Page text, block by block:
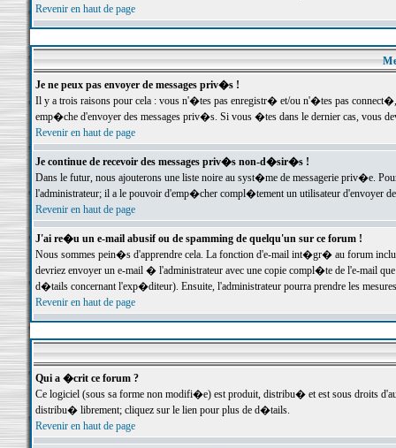
Revenir en haut de page
Je ne peux pas envoyer de messages priv�s !
Il y a trois raisons pour cela : vous n'�tes pas enregistr� et/ou n'�tes pas
emp�che d'envoyer des messages priv�s. Si vous �tes dans le dernier cas, vous
Revenir en haut de page
Je continue de recevoir des messages priv�s non-d�sir�s !
Dans le futur, nous ajouterons une liste noire au syst�me de messagerie priv�e.
l'administrateur; il a le pouvoir d'emp�cher compl�tement un utilisateur d'envoyer
Revenir en haut de page
J'ai re�u un e-mail abusif ou de spamming de quelqu'un sur ce forum !
Nous sommes pein�s d'apprendre cela. La fonction d'e-mail int�gr� au forum inclut
devriez envoyer un e-mail � l'administrateur avec une copie compl�te de l'e-mail
d�tails concernant l'exp�diteur). Ensuite, l'administrateur pourra prendre les
Revenir en haut de page
Qui a �crit ce forum ?
Ce logiciel (sous sa forme non modifi�e) est produit, distribu� et est sous droits
distribu� librement; cliquez sur le lien pour plus de d�tails.
Revenir en haut de page